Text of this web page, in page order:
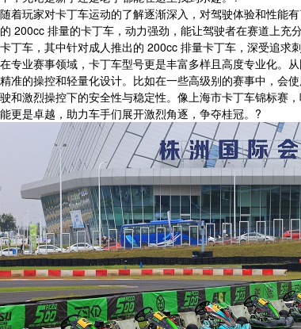
随着玩家对卡丁车运动的了解逐渐深入，对驾驶体验和性能
的 200cc 排量的卡丁车，动力强劲，能让驾驶者在赛道上充
卡丁车，其中针对成人推出的 200cc 排量卡丁车，深受追求
在专业赛事领域，卡丁车型号更是丰富多样且高度专业化。
精准的操控和轻量化设计。比如在一些高级别的赛事中，会
驶和激烈操控下的安全性与稳定性。像上海市卡丁车锦标赛
能更是卓越，助力车手们展开激烈角逐，争夺桂冠。?